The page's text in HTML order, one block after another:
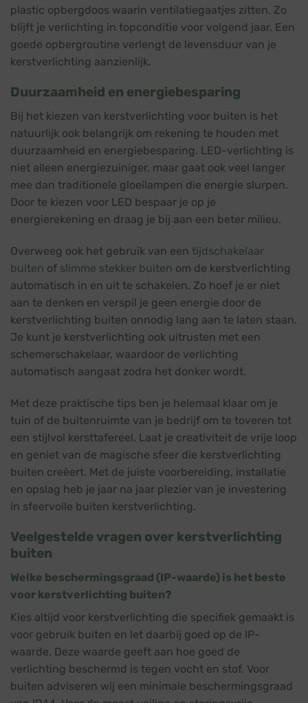
plastic opbergdoos waarin ventilatiegaatjes zitten. Zo
blijft je verlichting in topconditie voor volgend jaar. Een
goede opbergroutine verlengt de levensduur van je
kerstverlichting aanzienlijk.
Duurzaamheid en energiebesparing
Bij het kiezen van kerstverlichting voor buiten is het
natuurlijk ook belangrijk om rekening te houden met
duurzaamheid en energiebesparing. LED-verlichting is
niet alleen energiezuiniger, maar gaat ook veel langer
mee dan traditionele gloeilampen die energie slurpen.
Door te kiezen voor LED bespaar je op je
energierekening en draag je bij aan een beter milieu.
Overweeg ook het gebruik van een tijdschakelaar
buiten of slimme stekker buiten om de kerstverlichting
automatisch in en uit te schakelen. Zo hoef je er niet
aan te denken en verspil je geen energie door de
kerstverlichting buiten onnodig lang aan te laten staan.
Je kunt je kerstverlichting ook uitrusten met een
schemerschakelaar, waardoor de verlichting
automatisch aangaat zodra het donker wordt.
Met deze praktische tips ben je helemaal klaar om je
tuin of de buitenruimte van je bedrijf om te toveren tot
een stijlvol kersttafereel. Laat je creativiteit de vrije loop
en geniet van de magische sfeer die kerstverlichting
buiten creëert. Met de juiste voorbereiding, installatie
en opslag heb je jaar na jaar plezier van je investering
in sfeervolle buiten kerstverlichting.
Veelgestelde vragen over kerstverlichting
buiten
Welke beschermingsgraad (IP-waarde) is het beste
voor kerstverlichting buiten?
Kies altijd voor kerstverlichting die specifiek gemaakt is
voor gebruik buiten en let daarbij goed op de IP-
waarde. Deze waarde geeft aan hoe goed de
verlichting beschermd is tegen vocht en stof. Voor
buiten adviseren wij een minimale beschermingsgraad